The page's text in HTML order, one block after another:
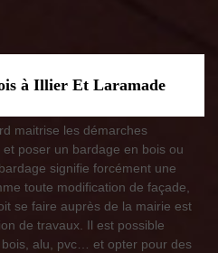
à Illier Et Laramade
maitrise les démarches
poser un bardage en bois ou
signifie forcément une
toute modification de façade,
se faire auprès de la mairie est
de travaux. Il est possible
alu, pvc… et opter pour des